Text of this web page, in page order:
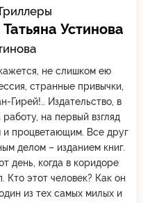
Устинова
не слишком ею
странные привычки,
Гирей!.. Издательство, в
на первый взгляд
процветающим. Все друг
делом – изданием книг.
день, когда в коридоре
Кто этот человек? Как он
из тех самых милых и